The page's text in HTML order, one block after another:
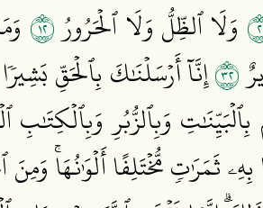
وَلَا ٱلظِّلُّ وَلَا ٱلۡحَرُورُ٢١
٢٣إِنَّآ أَرۡسَلۡنَٰكَ بِٱلۡحَقِّ
وَبِٱلزُّبُرِ وَبِٱلۡكِتَٰبِ
بِهِۦ ثَمَرَٰتٖ مُّخۡتَلِفًا أَلۡوَٰنُهَاۚ